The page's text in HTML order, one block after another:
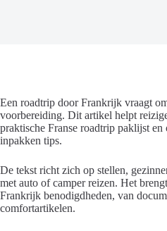
Een roadtrip door Frankrijk vraagt
voorbereiding. Dit artikel helpt
praktische Franse roadtrip paklijst en
inpakken tips.
De tekst richt zich op stellen,
met auto of camper reizen. Het
Frankrijk benodigdheden, van
comfortartikelen.